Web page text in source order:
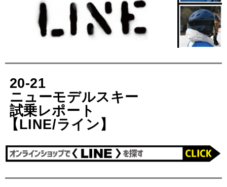
20-21
ニューモデルスキー
試乗レポート
【LINE/ライン】